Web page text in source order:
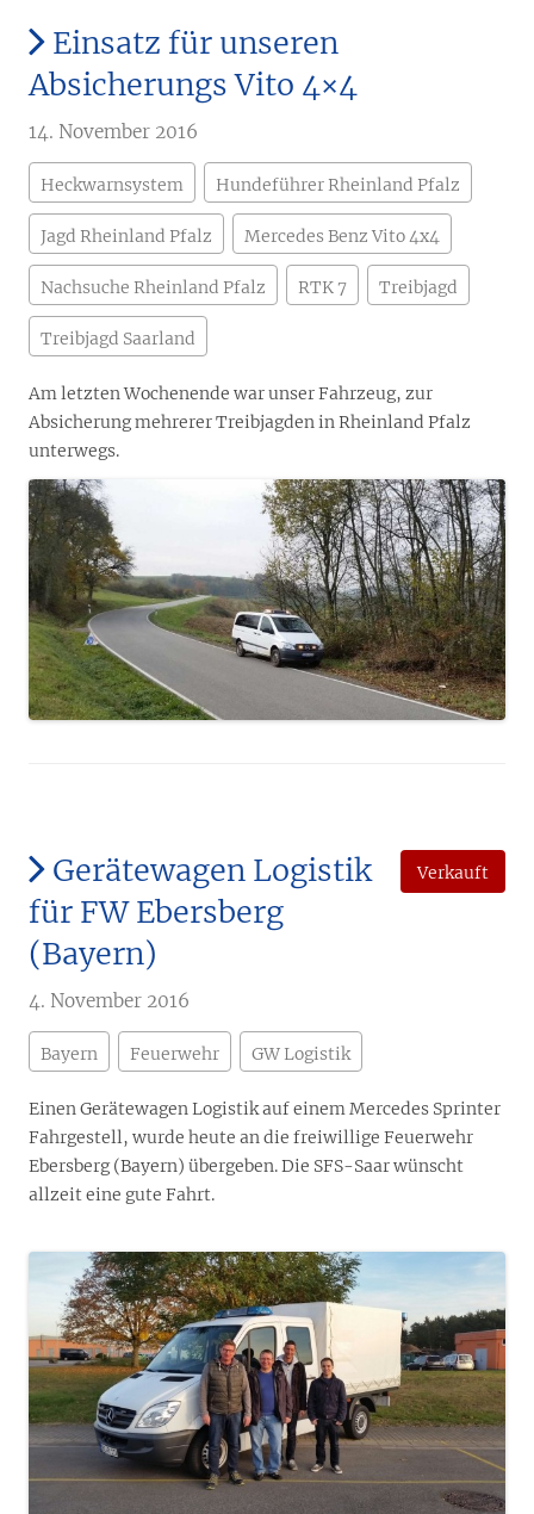
Einsatz für unseren
Absicherungs Vito 4×4
14. November 2016
Heckwarnsystem Hundeführer Rheinland Pfalz
Jagd Rheinland Pfalz Mercedes Benz Vito 4x4
Nachsuche Rheinland Pfalz RTK 7 Treibjagd
Treibjagd Saarland
Am letzten Wochenende war unser Fahrzeug, zur
Absicherung mehrerer Treibjagden in Rheinland Pfalz
unterwegs.
Verkauft
Gerätewagen Logistik
für FW Ebersberg
(Bayern)
4. November 2016
Bayern Feuerwehr GW Logistik
Einen Gerätewagen Logistik auf einem Mercedes Sprinter
Fahrgestell, wurde heute an die freiwillige Feuerwehr
Ebersberg (Bayern) übergeben. Die SFS-Saar wünscht
allzeit eine gute Fahrt.